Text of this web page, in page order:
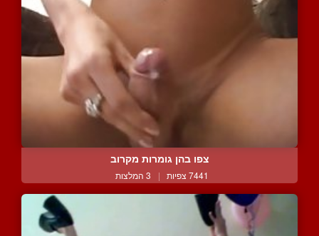
צפו בהן גומרות מקרוב
7441 צפיות | 3 המלצות